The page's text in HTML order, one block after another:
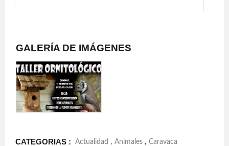
GALERÍA DE IMÁGENES
CATEGORIAS : Actualidad , Animales , Caravaca